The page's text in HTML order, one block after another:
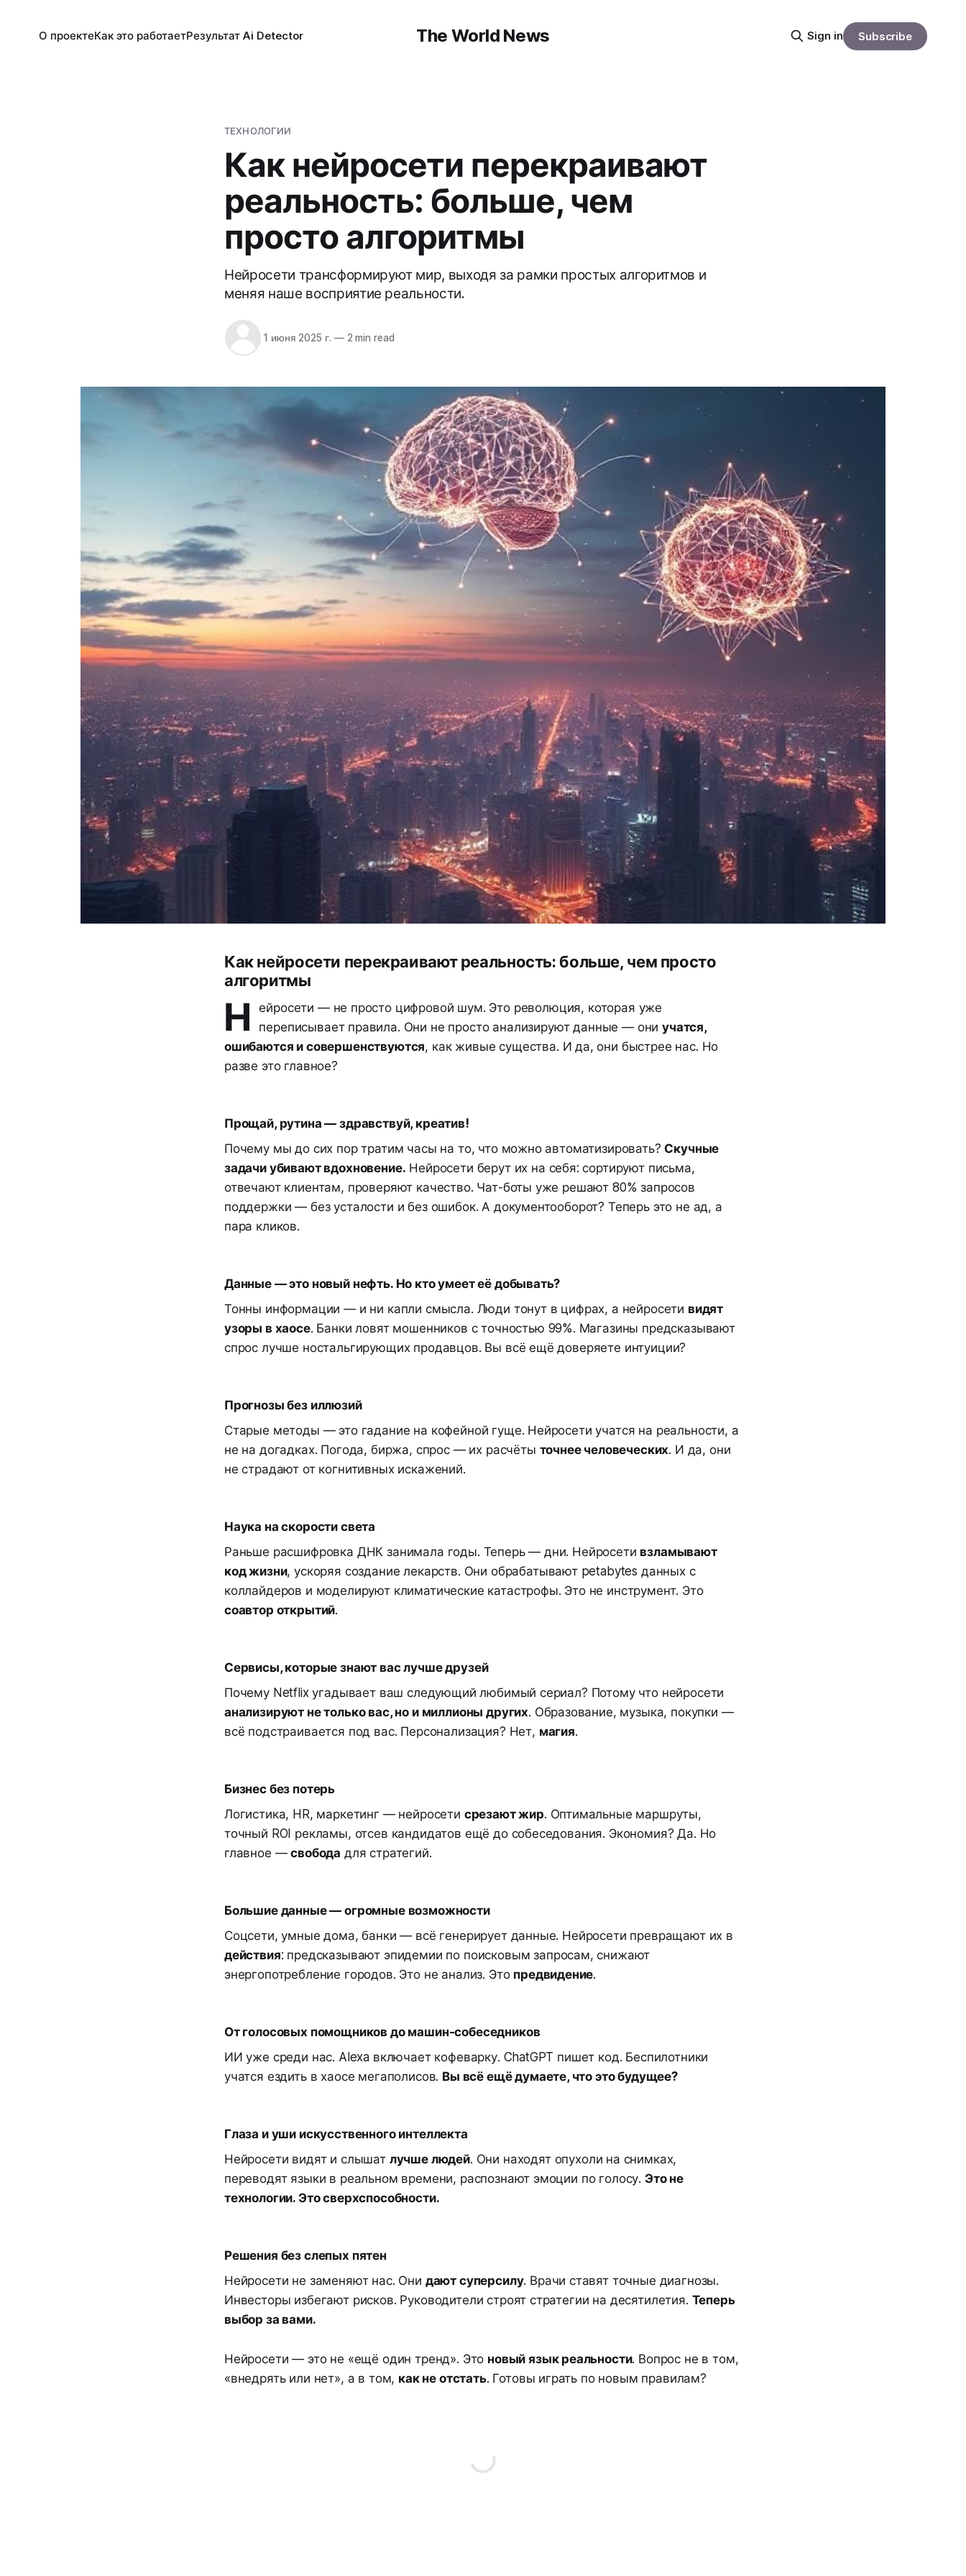
The World News
О проектеКак это работаетРезультат Ai Detector Sign in Subscribe
ТЕХНОЛОГИИ
Как нейросети перекраивают
реальность: больше, чем
просто алгоритмы
Нейросети трансформируют мир, выходя за рамки простых алгоритмов и
меняя наше восприятие реальности.
1 июня 2025 г. —2 min read
Как нейросети перекраивают реальность: больше, чем просто
алгоритмы
Н
ейросети — не просто цифровой шум. Это революция, которая уже
переписывает правила. Они не просто анализируют данные — ониучатся,
ошибаются и совершенствуются, как живые существа. И да, они быстрее нас. Но
разве это главное?
Прощай, рутина — здравствуй, креатив!
Почему мы до сих пор тратим часы на то, что можно автоматизировать? Скучные
задачи убивают вдохновение. Нейросети берут их на себя: сортируют письма,
отвечают клиентам, проверяют качество. Чат-боты уже решают 80% запросов
поддержки — без усталости и без ошибок. А документооборот? Теперь это не ад, а
пара кликов.
Данные — это новый нефть. Но кто умеет её добывать?
Тонны информации — и ни капли смысла. Люди тонут в цифрах, а нейросети видят
узоры в хаосе. Банки ловят мошенников с точностью 99%. Магазины предсказывают
спрос лучше ностальгирующих продавцов. Вы всё ещё доверяете интуиции?
Прогнозы без иллюзий
Старые методы — это гадание на кофейной гуще. Нейросети учатся на реальности, а
не на догадках. Погода, биржа, спрос — их расчёты точнее человеческих. И да, они
не страдают от когнитивных искажений.
Наука на скорости света
Раньше расшифровка ДНК занимала годы. Теперь — дни. Нейросети взламывают
код жизни, ускоряя создание лекарств. Они обрабатывают petabytes данных с
коллайдеров и моделируют климатические катастрофы. Это не инструмент. Это
соавтор открытий.
Сервисы, которые знают вас лучше друзей
Почему Netflix угадывает ваш следующий любимый сериал? Потому что нейросети
анализируют не только вас, но и миллионы других. Образование, музыка, покупки —
всё подстраивается под вас. Персонализация? Нет, магия.
Бизнес без потерь
Логистика, HR, маркетинг — нейросети срезают жир. Оптимальные маршруты,
точный ROI рекламы, отсев кандидатов ещё до собеседования. Экономия? Да. Но
главное —свобода для стратегий.
Большие данные — огромные возможности
Соцсети, умные дома, банки — всё генерирует данные. Нейросети превращают их в
действия: предсказывают эпидемии по поисковым запросам, снижают
энергопотребление городов. Это не анализ. Это предвидение.
От голосовых помощников до машин-собеседников
ИИ уже среди нас. Alexa включает кофеварку. ChatGPT пишет код. Беспилотники
учатся ездить в хаосе мегаполисов. Вы всё ещё думаете, что это будущее?
Глаза и уши искусственного интеллекта
Нейросети видят и слышат лучше людей. Они находят опухоли на снимках,
переводят языки в реальном времени, распознают эмоции по голосу. Это не
технологии. Это сверхспособности.
Решения без слепых пятен
Нейросети не заменяют нас. Они дают суперсилу. Врачи ставят точные диагнозы.
Инвесторы избегают рисков. Руководители строят стратегии на десятилетия. Теперь
выбор за вами.
Нейросети — это не «ещё один тренд». Это новый язык реальности. Вопрос не в том,
«внедрять или нет», а в том, как не отстать. Готовы играть по новым правилам?